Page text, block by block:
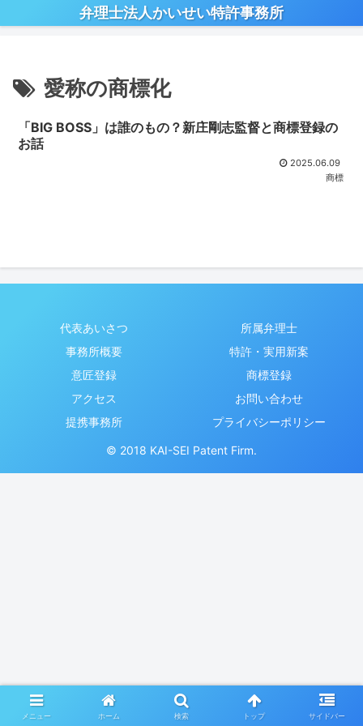
弁理士法人かいせい特許事務所
愛称の商標化
「BIG BOSS」は誰のもの？新庄剛志監督と商標登録の
お話
2025.06.09
商標
代表あいさつ
所属弁理士
事務所概要
特許・実用新案
意匠登録
商標登録
アクセス
お問い合わせ
提携事務所
プライバシーポリシー
© 2018 KAI-SEI Patent Firm.
メニュー ホーム 検索 トップ サイドバー